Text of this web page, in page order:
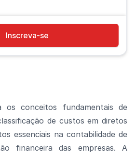
Inscreva-se
os conceitos fundamentais de
de custos em diretos
essenciais na contabilidade de
financeira das empresas. A